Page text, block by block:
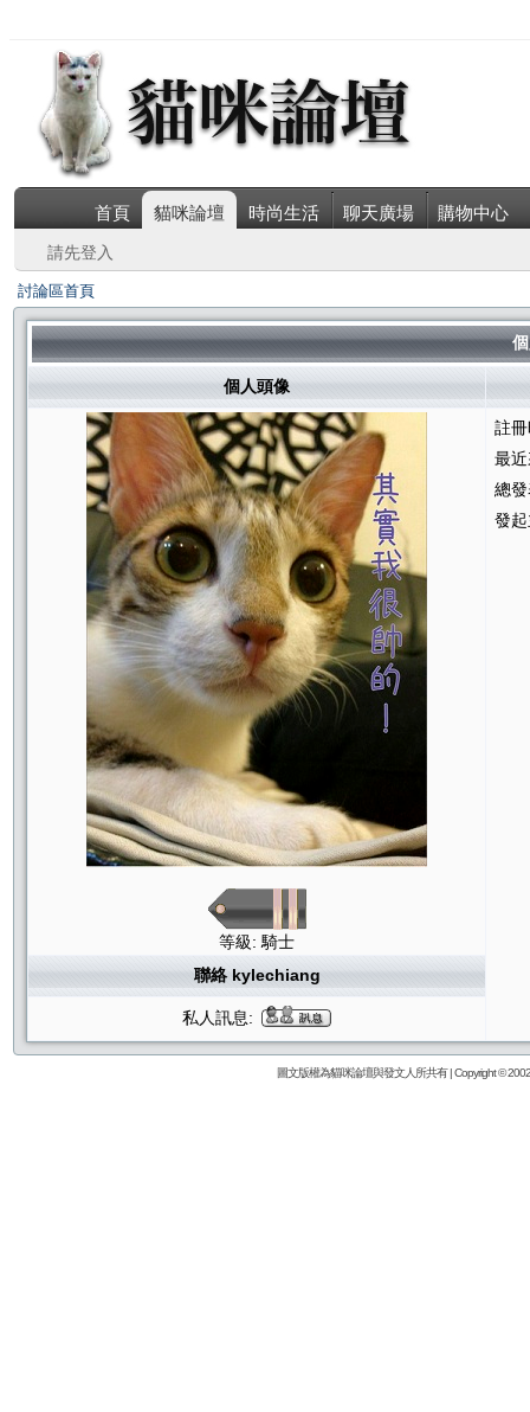
首頁 貓咪論壇 時尚生活 聊天廣場 購物中心
請先登入
討論區首頁
個人頭像
等級: 騎士
註
最
總
發
聯絡 kylechiang
私人訊息:
圖文版權為貓咪論壇與發文人所共有 | Copyright ©